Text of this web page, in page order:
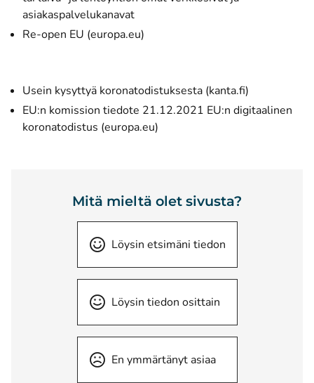
asiakaspalvelukanavat
Re-open EU (europa.eu)
Usein kysyttyä koronatodistuksesta (kanta.fi)
EU:n komission tiedote 21.12.2021 EU:n digitaalinen
koronatodistus (europa.eu)
Mitä mieltä olet sivusta?
Löysin etsimäni tiedon
Löysin tiedon osittain
En ymmärtänyt asiaa